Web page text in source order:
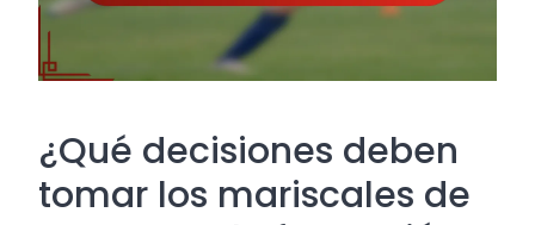
¿Qué decisiones deben
tomar los mariscales de